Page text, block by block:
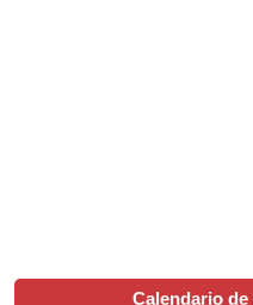
Calendario